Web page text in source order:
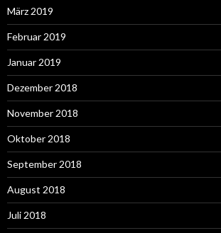
März 2019
Februar 2019
Januar 2019
Dezember 2018
November 2018
Oktober 2018
September 2018
August 2018
Juli 2018